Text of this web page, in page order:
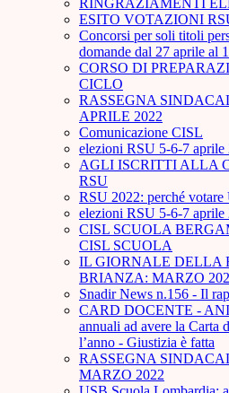
RINGRAZIAMENTI
ESITO VOTAZIONI
Concorsi per soli titoli
domande dal 27 aprile al
CORSO DI
CICLO
RASSEGNA
APRILE 2022
Comunicazione CISL
elezioni RSU 5-6-7
AGLI ISCRITTI ALLA
RSU
RSU 2022: perché votare
elezioni RSU 5-6-7
CISL SCUOLA
CISL SCUOLA
IL GIORNALE DELLA
BRIANZA: MARZO
Snadir News n.156 - Il
CARD DOCENTE -
annuali ad avere la Carta
l’anno - Giustizia è fatta
RASSEGNA
MARZO 2022